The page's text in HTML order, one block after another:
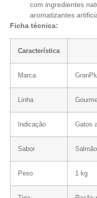
com ingredientes
aromatizantes
Ficha técnica:
Característica
Marca
Linha
Indicação Gatos
Sabor
Peso 1 kg